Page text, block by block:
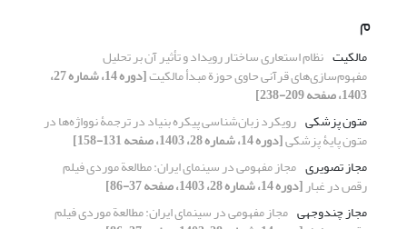
م
مالکیت نظام استعاری ساختار رویداد و تأثیر آن بر تحلیل
مفهوم‌سازی‌های قرآنی حاوی حوزة مبدأ مالکیت [دوره 14، شماره 27،
1403، صفحه 209-238]
متون پزشکی رویکرد زبان‌شناسی پیکره‌ بنیاد در ترجمۀ نوواژه‌ها در
متون پایۀ پزشکی[دوره 14، شماره 28، 1403، صفحه 131-158]
مجاز تصویری مجاز مفهومی در سینمای ایران: مطالعة ‌موردی فیلم
رقص در غبار[دوره 14، شماره 28، 1403، صفحه 37-86]
مجاز چندوجهی مجاز مفهومی در سینمای ایران: مطالعة ‌موردی فیلم